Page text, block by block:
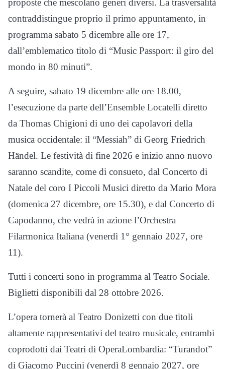
contraddistingue proprio il primo appuntamento, in
programma sabato 5 dicembre alle ore 17,
dall’emblematico titolo di “Music Passport: il giro del
mondo in 80 minuti”.
A seguire, sabato 19 dicembre alle ore 18.00,
l’esecuzione da parte dell’Ensemble Locatelli diretto
da Thomas Chigioni di uno dei capolavori della
musica occidentale: il “Messiah” di Georg Friedrich
Händel. Le festività di fine 2026 e inizio anno nuovo
saranno scandite, come di consueto, dal Concerto di
Natale del coro I Piccoli Musici diretto da Mario Mora
(domenica 27 dicembre, ore 15.30), e dal Concerto di
Capodanno, che vedrà in azione l’Orchestra
Filarmonica Italiana (venerdì 1° gennaio 2027, ore
11).
Tutti i concerti sono in programma al Teatro Sociale.
Biglietti disponibili dal 28 ottobre 2026.
L’opera tornerà al Teatro Donizetti con due titoli
altamente rappresentativi del teatro musicale, entrambi
coprodotti dai Teatri di OperaLombardia: “Turandot”
di Giacomo Puccini (venerdì 8 gennaio 2027, ore